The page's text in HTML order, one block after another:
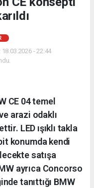
- 22:44
CE 04 temel
arazi odaklı
LED ışıklı takla
konumda kendi
satışa
ayrıca Concorso
tanıttığı BMW